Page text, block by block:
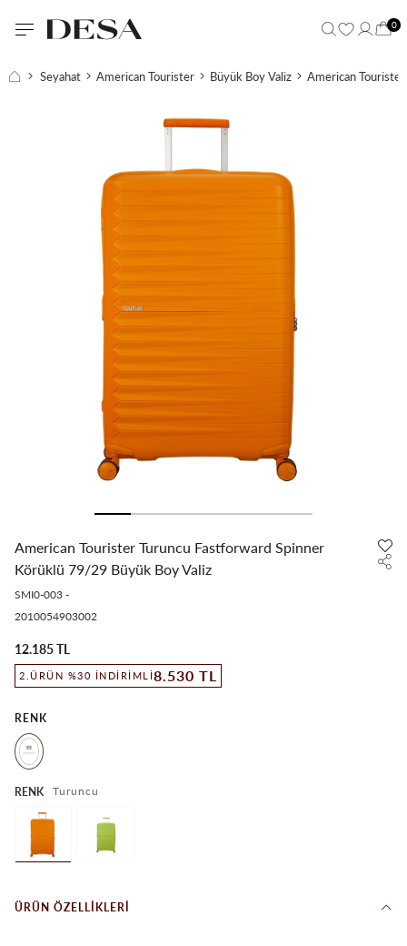
0
Seyahat American Tourister Büyük Boy Valiz
American Tourister Turuncu Fastforward Spinner
Körüklü 79/29 Büyük Boy Valiz
SMI0-003 -
2010054903002
12.185 TL
2.ÜRÜN %30 İNDIRIMLI8.530 TL
RENK
RENK Turuncu
ÜRÜN ÖZELLIKLERI